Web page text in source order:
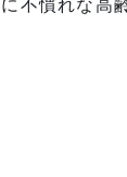
不慣れな高